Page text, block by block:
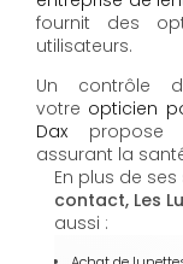
fournit des
utilisateurs.
Un contrôle
votre opticien
Dax propose
assurant la
En plus de ses
contact, Les
aussi :